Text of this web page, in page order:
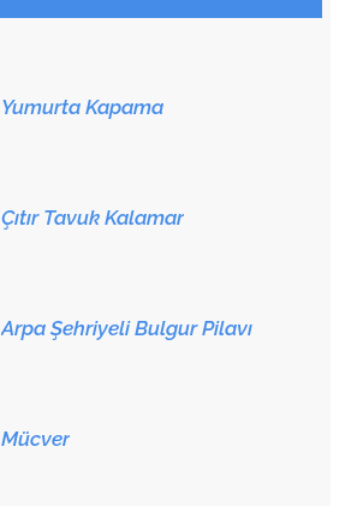
Yumurta Kapama
Çıtır Tavuk Kalamar
Arpa Şehriyeli Bulgur Pilavı
Mücver